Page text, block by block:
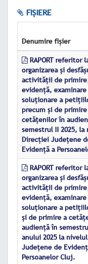
FIȘIERE
Denumire fișier
RAPORT referitor
organizarea şi
activităţii de
evidenţă, examinare
soluţionare a
precum şi de primire
cetăţenilor în
semestrul II 2025, la
Direcţiei Judeţene
Evidenţă a
RAPORT referitor
organizarea și
activității de
evidență, examinare
soluționare a
și de primire a
audiență în
anului 2025 la
Judeţene de
Persoanelor Cluj.